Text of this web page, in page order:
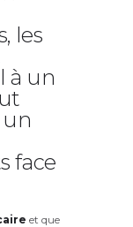
les
à un
un
face
et que